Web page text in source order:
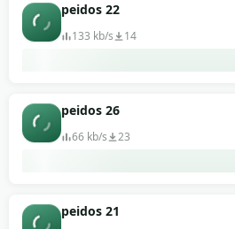
peidos 22
133 kb/s 14
peidos 26
66 kb/s 23
peidos 21